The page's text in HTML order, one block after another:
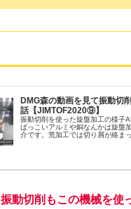
DMG森の動画を見て振動切
話【JIMTOF2020⑨】
振動切削を使った旋盤加工の様子
ばっこいアルミや銅なんかは旋盤
介です。荒加工では切り屑が絡ま
振動切削もこの機械を使